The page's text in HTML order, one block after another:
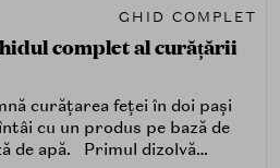
GHID COMPLET
complet al curățării
curățarea feței în doi pași
cu un produs pe bază de
de apă. Primul dizolvă